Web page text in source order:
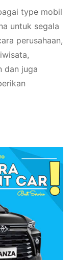
type mobil
untuk segala
perusahaan,
dan juga